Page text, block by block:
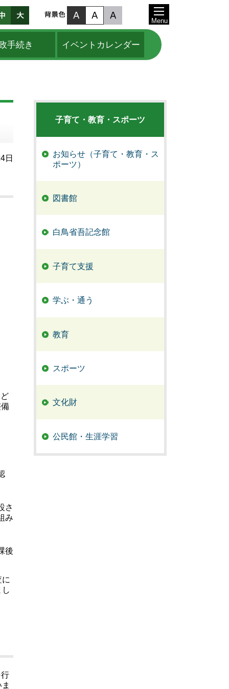
手続き イベントカレンダー
Menu
日
さ
み
後
子育て・教育・スポーツ
お知らせ（子育て・教育・ス
ポーツ）
図書館
白鳥省吾記念館
子育て支援
学ぶ・通う
教育
スポーツ
文化財
公民館・生涯学習